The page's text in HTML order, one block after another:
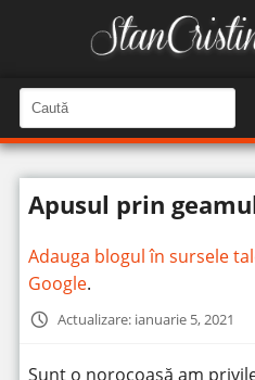
a
u
t
n
C
a
u
î
n
t
Apusul prin
Adauga blogul în sursele
Google.
Actualizare: ianuarie 5, 2021
Sunt o norocoasă am